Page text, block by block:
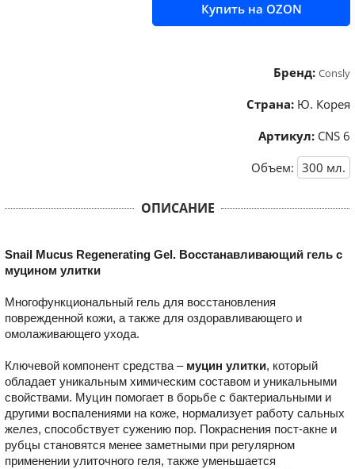
Купить на OZON
Бренд: Consly
Страна: Ю. Корея
Артикул: CNS 6
Объем: 300 мл.
ОПИСАНИЕ
Snail Mucus Regenerating Gel. Восстанавливающий гель с
муцином улитки
Многофункциональный гель для восстановления
поврежденной кожи, а также для оздоравливающего и
омолаживающего ухода.
Ключевой компонент средства – муцин улитки, который
обладает уникальным химическим составом и уникальными
свойствами. Муцин помогает в борьбе с бактериальными и
другими воспалениями на коже, нормализует работу сальных
желез, способствует сужению пор. Покраснения пост-акне и
рубцы становятся менее заметными при регулярном
применении улиточного геля, также уменьшается